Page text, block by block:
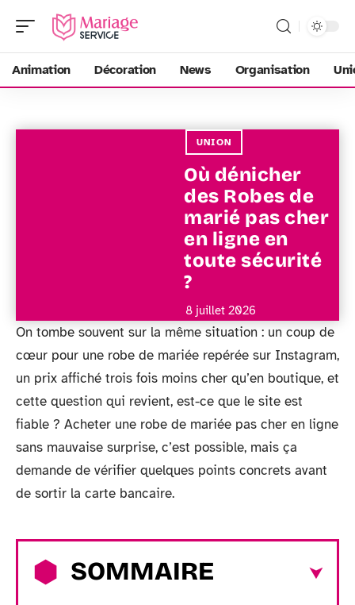
Animation Décoration News Organisation
UNION
Où dénicher
des Robes de
marié pas cher
en ligne en
toute sécurité
?
8 juillet 2026
On tombe souvent sur la même situation : un coup de
cœur pour une robe de mariée repérée sur Instagram,
un prix affiché trois fois moins cher qu’en boutique, et
cette question qui revient, est-ce que le site est
fiable ? Acheter une robe de mariée pas cher en ligne
sans mauvaise surprise, c’est possible, mais ça
demande de vérifier quelques points concrets avant
de sortir la carte bancaire.
SOMMAIRE